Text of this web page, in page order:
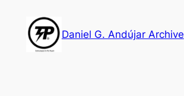
content
Daniel G. Andújar Archive